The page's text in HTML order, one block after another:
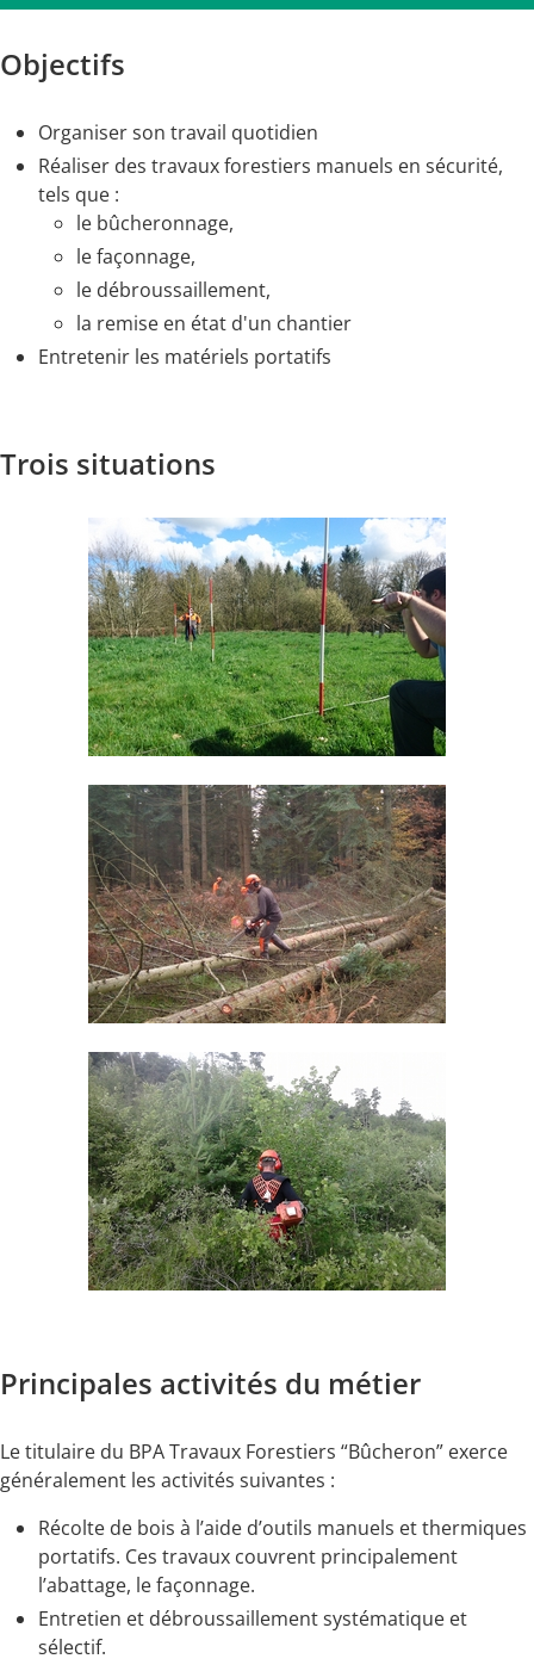
Objectifs
Organiser son travail quotidien
Réaliser des travaux forestiers manuels en sécurité,
tels que :
le bûcheronnage,
le façonnage,
le débroussaillement,
la remise en état d'un chantier
Entretenir les matériels portatifs
Trois situations
Principales activités du métier
Le titulaire du BPA Travaux Forestiers “Bûcheron” exerce
généralement les activités suivantes :
Récolte de bois à l’aide d’outils manuels et thermiques
portatifs. Ces travaux couvrent principalement
l’abattage, le façonnage.
Entretien et débroussaillement systématique et
sélectif.